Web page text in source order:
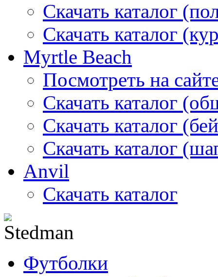
Скачать каталог
Скачать каталог
Myrtle Beach
Посмотреть на
Скачать каталог
Скачать каталог
Скачать каталог
Anvil
Скачать каталог
Футболки